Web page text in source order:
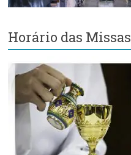
Bom
Horário das Missas